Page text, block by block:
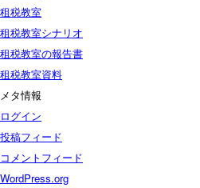
租税教室
租税教室シナリオ
租税教室の報告書
租税教室資料
メタ情報
ログイン
投稿フィード
コメントフィード
WordPress.org